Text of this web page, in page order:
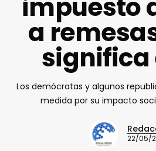
impuesto
a
significa
Los demócratas y algunos
medida por su impacto
22/05/